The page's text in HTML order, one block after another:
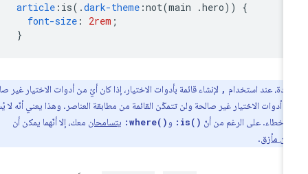
article: is(.dark-theme:not(main .hero ))
font-size: 2rem
عند استخدام,لإنشاء قائمة بأدوات الاختيار، إذا كان أيّ من أدوات الاختيار غير صالحة،
أدوات الاختيار غير صالحة ولن تتمكّن القائمة من مطابقة العناصر. وهذا يعني أنّه لا يُسمح
أخطاء. على الرغم من أنّ:is()و:where() يتسامحانمعك، إلا أنّهما يمكن أن
مأزق .